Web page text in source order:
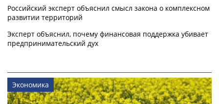
Российский эксперт объяснил смысл закона о комплексном
развитии территорий
Эксперт объяснил, почему финансовая поддержка убивает
предпринимательский дух
Экономика